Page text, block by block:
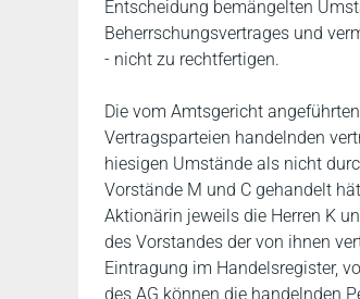
Entscheidung bemängelten
Beherrschungsvertrages und
- nicht zu rechtfertigen.
Die vom Amtsgericht
Vertragsparteien handelnden
hiesigen Umstände als nicht
Vorstände M und C gehandelt
Aktionärin jeweils die Herren K
des Vorstandes der von ihnen
Eintragung im Handelsregister,
des AG können die handelnden